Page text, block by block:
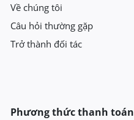
Về chúng tôi
Câu hỏi thường gặp
Trở thành đối tác
Phương thức thanh toán